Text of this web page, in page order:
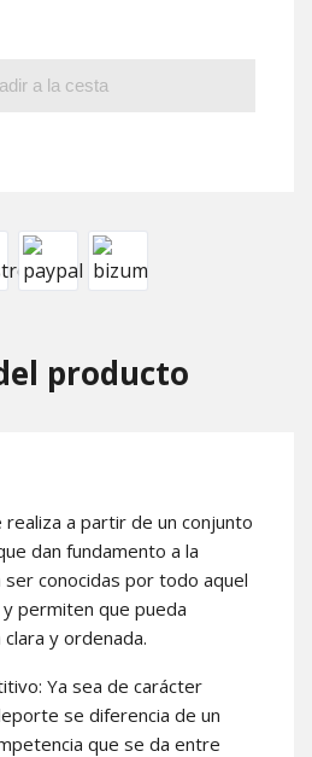
a la cesta
producto
realiza a partir de un conjunto
dan fundamento a la
ser conocidas por todo aquel
permiten que pueda
y ordenada.
Ya sea de carácter
se diferencia de un
que se da entre